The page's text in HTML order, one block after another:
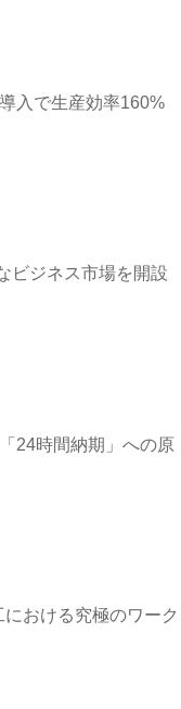
入で生産効率160%
ビジネス市場を開設
24時間納期」への原
おける究極のワーク